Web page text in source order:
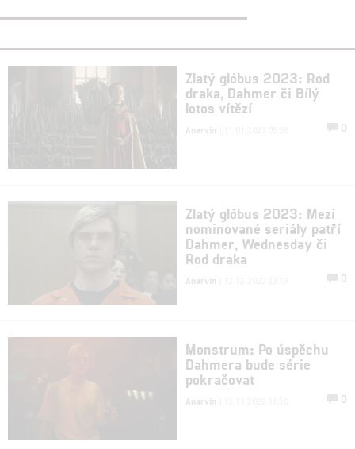
Zlatý glóbus 2023: Rod
draka, Dahmer či Bílý
lotos vítězí
Anarvin 0
Zlatý glóbus 2023: Mezi
nominované seriály patří
Dahmer, Wednesday či
Rod draka
Anarvin 0
Monstrum: Po úspěchu
Dahmera bude série
pokračovat
Anarvin 0